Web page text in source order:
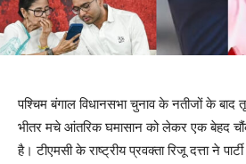
पश्चिम बंगाल विधानसभा चुनाव के नतीजों के
भीतर मचे आंतरिक घमासान को लेकर एक बेहद
है। टीएमसी के राष्ट्रीय प्रवक्ता रिजू दत्ता ने